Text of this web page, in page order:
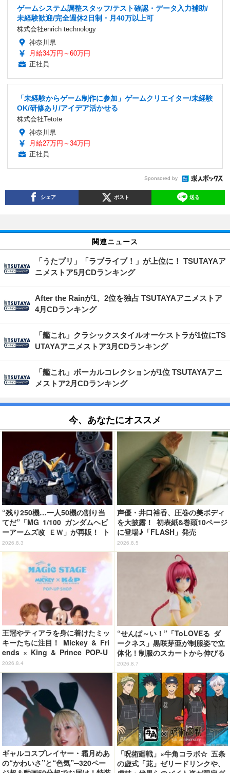
ゲームシステム調整スタッフ/テスト確認・データ入力補助/
未経験歓迎/完全週休2日制・月40万以上可
株式会社enrich technology
神奈川県
月給34万円～60万円
正社員
「未経験からゲーム制作に参加」ゲームクリエイター/未経験
OK/研修あり/アイデア活かせる
株式会社Tetote
神奈川県
月給27万円～34万円
正社員
Sponsored by
シェア ポスト 送る
関連ニュース
「うたプリ」「ラブライブ！」が上位に！ TSUTAYAア
ニメストア5月CDランキング
After the Rainが1、2位を独占 TSUTAYAアニメストア
4月CDランキング
「艦これ」クラシックスタイルオーケストラが1位にTS
UTAYAアニメストア3月CDランキング
「艦これ」ボーカルコレクションが1位 TSUTAYAアニ
メストア2月CDランキング
今、あなたにオススメ
“残り250機…一人50機の割り当
てだ”「MG 1/100 ガンダムヘビ
ーアームズ改 ＥＷ」が再販！ ト
ロワを象徴するピエロマスクも付
属
2026.8.3
声優・井口裕香、圧巻の美ボディ
を大披露！ 初表紙&巻頭10ページ
に登場♪「FLASH」発売
2026.8.5
王冠やティアラを身に着けたミッ
キーたちに注目！ Mickey & Fri
ends × King & Prince POP-U
P SHOP「MAGIC STAGE」に新
商品登場
2026.8.4
“せんぱ～い！”「ToLOVEる ダ
ークネス」黒咲芽亜が制服姿で立
体化！制服のスカートから伸びる
下半身のプロポーションの再現が
アツい！
2026.8.7
ギャルコスプレイヤー・霜月めあ
の“かわいさ”と“色気”─320ペー
「呪術廻戦」×牛角コラボ☆ 五条
の虚式「茈」ゼリードリンクや、